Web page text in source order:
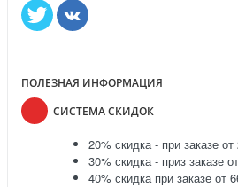
ПОЛЕЗНАЯ ИНФОРМАЦИЯ
СИСТЕМА СКИДОК
20% скидка - при заказе
30% скидка - приз заказе
40% скидка при заказе от